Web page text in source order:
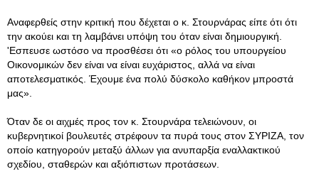
Αναφερθείς στην κριτική που δέχεται ο κ. Στουρνάρας είπε ότι ότι
την ακούει και τη λαμβάνει υπόψη του όταν είναι δημιουργική.
'Εσπευσε ωστόσο να προσθέσει ότι «ο ρόλος του υπουργείου
Οικονομικών δεν είναι να είναι ευχάριστος, αλλά να είναι
αποτελεσματικός. Έχουμε ένα πολύ δύσκολο καθήκον μπροστά
μας».
Όταν δε οι αιχμές προς τον κ. Στουρνάρα τελειώνουν, οι
κυβερνητικοί βουλευτές στρέφουν τα πυρά τους στον ΣΥΡΙΖΑ, τον
οποίο κατηγορούν μεταξύ άλλων για ανυπαρξία εναλλακτικού
σχεδίου, σταθερών και αξιόπιστων προτάσεων.